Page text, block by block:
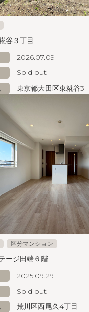
谷３丁目
2026.07.09
Sold out
東京都大田区東糀谷3
ージ田端６階
2025.09.29
Sold out
荒川区西尾久4丁目
区分マンション